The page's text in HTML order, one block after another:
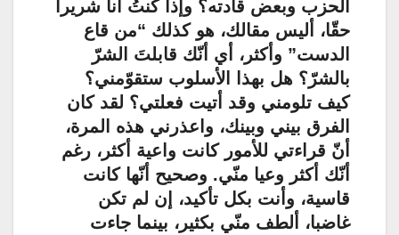
الحزب وبعض قادته؟ وإذا كنتُ أنا شريرا
حقّا، أليس مقالك، هو كذلك “من قاع
الدست” وأكثر، أي أنّك قابلتَ الشرّ
بالشرّ؟ هل بهذا الأسلوب ستقوّمني؟
كيف تلومني وقد أتيت فعلتي؟ لقد كان
الفرق بيني وبينك، واعذرني هذه المرة،
أنّ قراءتي للأمور كانت واعية أكثر، رغم
أنّك أكثر وعيا منّي. وصحيح أنّها كانت
قاسية، وأنت بكل تأكيد، إن لم تكن
غاضبا، ألطف منّي بكثير، بينما جاءت